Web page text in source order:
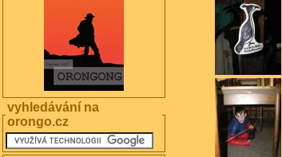
vyhledávání na
orongo.cz